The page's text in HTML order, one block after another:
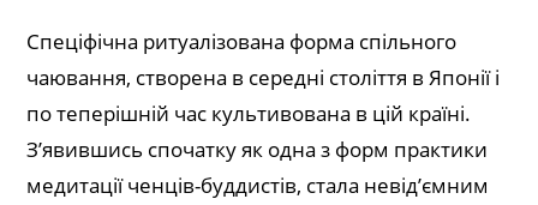
Cпеціфічна ритуалізована форма спільного
чаювання, створена в середні століття в Японії і
по теперішній час культивована в цій країні.
З’явившись спочатку як одна з форм практики
медитації ченців-буддистів, стала невід’ємним